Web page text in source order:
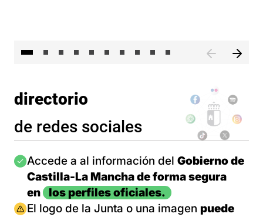
directorio
de redes sociales
Imagen
Accede a al información del Gobierno de
Castilla-La Mancha de forma segura
en
los perfiles oficiales.
Imagen
El logo de la Junta o una imagen puede